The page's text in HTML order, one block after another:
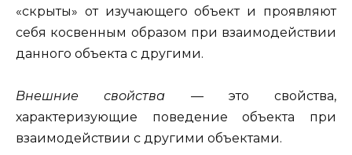
«скрыты» от изучающего объект и проявляют
себя косвенным образом при взаимодействии
данного объекта с другими.
Внешние свойства —это свойства,
характеризующие поведение объекта при
взаимодействии с другими объектами.